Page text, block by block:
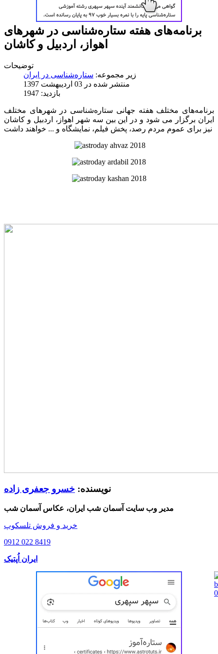
برنامه‌های هفته ستاره‌شناسی در شهرهای
اهواز، اردبیل و کاشان
توضیحات
زیر مجموعه: ستاره‌شناسی در ایران
منتشر شده در 03 ارديبهشت 1397
بازدید: 1947
برنامه‌های مختلف هفته جهانی ستاره‌شناسی در شهرهای مختلف
ایران برگزار می شود و در این بین سه شهر اهواز، اردبیل و کاشان
نیز برای عموم مردم رصد، پخش فیلم، نمایشگاه و ... خواهند داشت
نویسنده: خسرو جعفری زاده
مدیر وب سایت آسمان شب ایران، عکاس آسمان شب
خرید و فروش تلسکوپ
0912 022 8419
ایران اُپتیک